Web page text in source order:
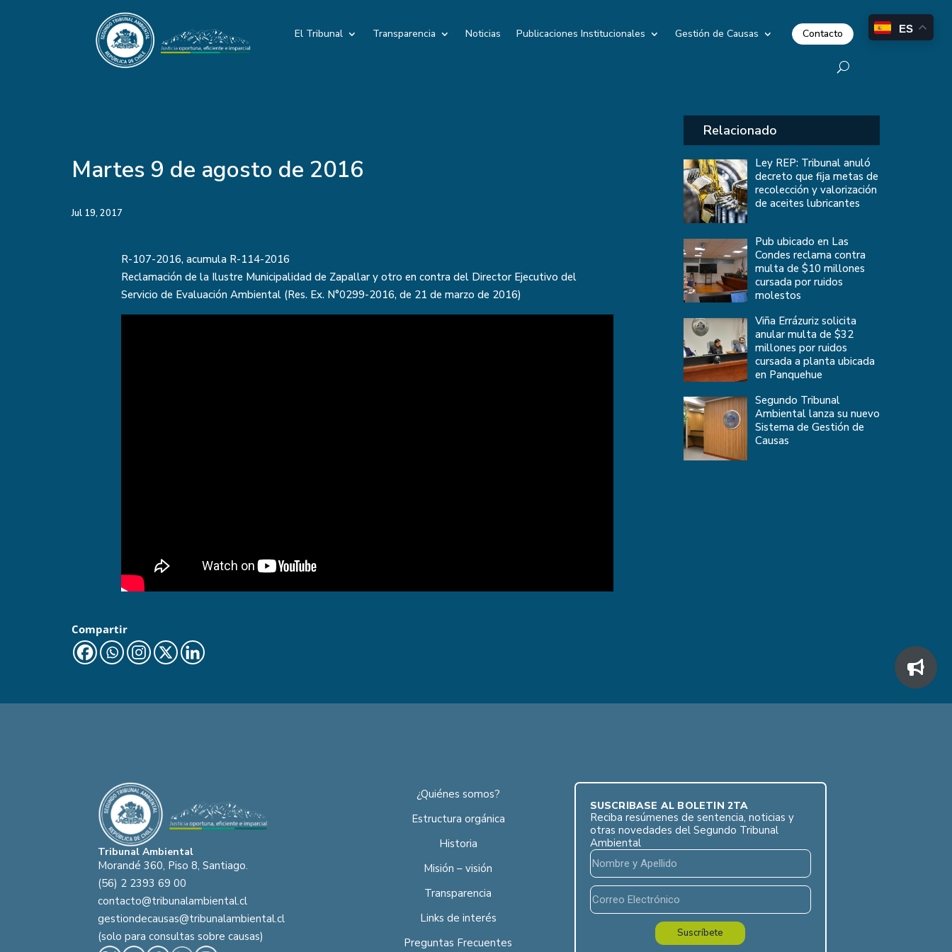
El Tribunal Transparencia Noticias Publicaciones Institucionales Gestión de Causas Contacto
Martes 9 de agosto de 2016
Jul 19, 2017
R-107-2016, acumula R-114-2016
Reclamación de la Ilustre Municipalidad de Zapallar y otro en contra del Director Ejecutivo del
Servicio de Evaluación Ambiental (Res. Ex. N°0299-2016, de 21 de marzo de 2016)
Compartir
Relacionado
Ley REP: Tribunal anuló
decreto que fija metas de
recolección y valorización
de aceites lubricantes
Pub ubicado en Las
Condes reclama contra
multa de $10 millones
cursada por ruidos
molestos
Viña Errázuriz solicita
anular multa de $32
millones por ruidos
cursada a planta ubicada
en Panquehue
Segundo Tribunal
Ambiental lanza su nuevo
Sistema de Gestión de
Causas
Tribunal Ambiental
Morandé 360, Piso 8, Santiago.
(56) 2 2393 69 00
contacto@tribunalambiental.cl
gestiondecausas@tribunalambiental.cl
(solo para consultas sobre causas)
¿Quiénes somos?
Estructura orgánica
Historia
Misión – visión
Transparencia
Links de interés
Preguntas Frecuentes
SUSCRÍBASE AL BOLETÍN 2TA
Reciba resúmenes de sentencia, noticias y
otras novedades del Segundo Tribunal
Ambiental
Suscríbete
ES